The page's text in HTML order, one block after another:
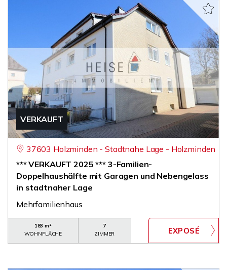
VERKAUFT
37603 Holzminden - Stadtnahe Lage - Holzminden
*** VERKAUFT 2025 *** 3-Familien-
Doppelhaushälfte mit Garagen und Nebengelass
in stadtnaher Lage
Mehrfamilienhaus
183 m²
WOHNFLÄCHE
7
ZIMMER